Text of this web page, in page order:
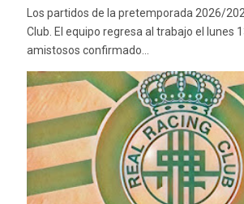
Los partidos de la pretemporada 2026/
Club. El equipo regresa al trabajo el lunes
amistosos confirmado...